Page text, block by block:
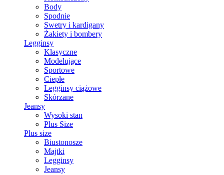
Body
Spodnie
Swetry i kardigany
Żakiety i bombery
Legginsy
Klasyczne
Modelujące
Sportowe
Ciepłe
Legginsy ciążowe
Skórzane
Jeansy
Wysoki stan
Plus Size
Plus size
Biustonosze
Majtki
Legginsy
Jeansy